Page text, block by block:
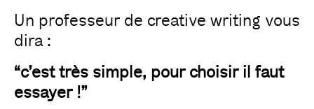
Un professeur de creative writing vous
dira :
“c’est très simple, pour choisir il faut
essayer !”